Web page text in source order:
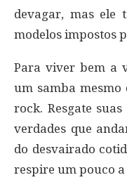
devagar, mas ele
modelos impostos
Para viver bem a
um samba mesmo
rock. Resgate
verdades que
do desvairado
respire um pouco a